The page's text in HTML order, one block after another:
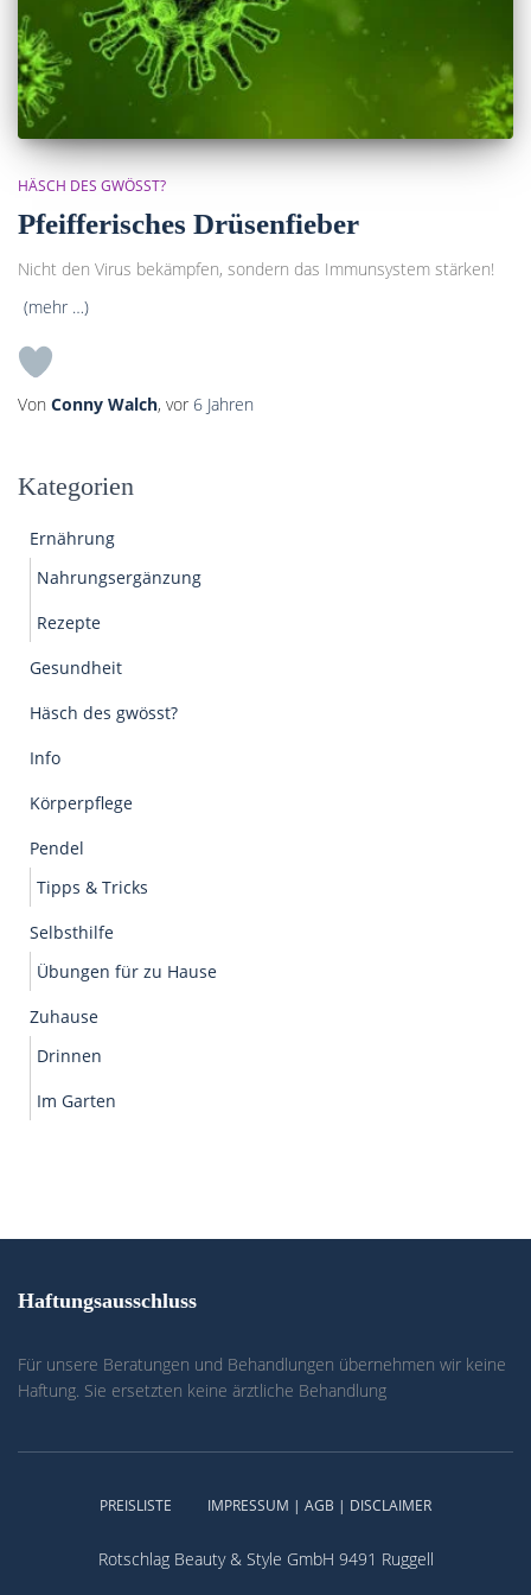
HÄSCH DES GWÖSST?
Pfeifferisches Drüsenfieber
Nicht den Virus bekämpfen, sondern das Immunsystem stärken!
(mehr …)
Von Conny Walch, vor 6 Jahren
Kategorien
Ernährung
Nahrungsergänzung
Rezepte
Gesundheit
Häsch des gwösst?
Info
Körperpflege
Pendel
Tipps & Tricks
Selbsthilfe
Übungen für zu Hause
Zuhause
Drinnen
Im Garten
Haftungsausschluss
Für unsere Beratungen und Behandlungen übernehmen wir keine
Haftung. Sie ersetzten keine ärztliche Behandlung
PREISLISTE IMPRESSUM | AGB | DISCLAIMER
Rotschlag Beauty & Style GmbH 9491 Ruggell